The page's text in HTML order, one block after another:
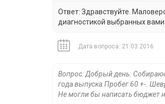
Ответ: Здравствуйте.
диагностикой выбранных
Дата вопроса: 21.03.2016
Вопрос: Добрый день.
года выпуска.Пробег 60 +-.
Не могли бы написать бюджет